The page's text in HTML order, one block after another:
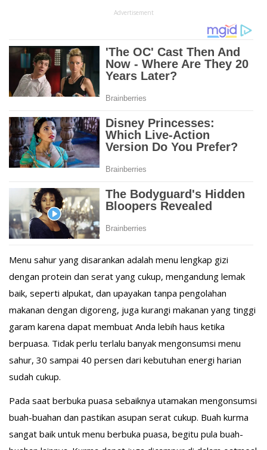
Advertisement
Menu sahur yang disarankan adalah menu lengkap gizi
dengan protein dan serat yang cukup, mengandung lemak
baik, seperti alpukat, dan upayakan tanpa pengolahan
makanan dengan digoreng, juga kurangi makanan yang tinggi
garam karena dapat membuat Anda lebih haus ketika
berpuasa. Tidak perlu terlalu banyak mengonsumsi menu
sahur, 30 sampai 40 persen dari kebutuhan energi harian
sudah cukup.
Pada saat berbuka puasa sebaiknya utamakan mengonsumsi
buah-buahan dan pastikan asupan serat cukup. Buah kurma
sangat baik untuk menu berbuka puasa, begitu pula buah-